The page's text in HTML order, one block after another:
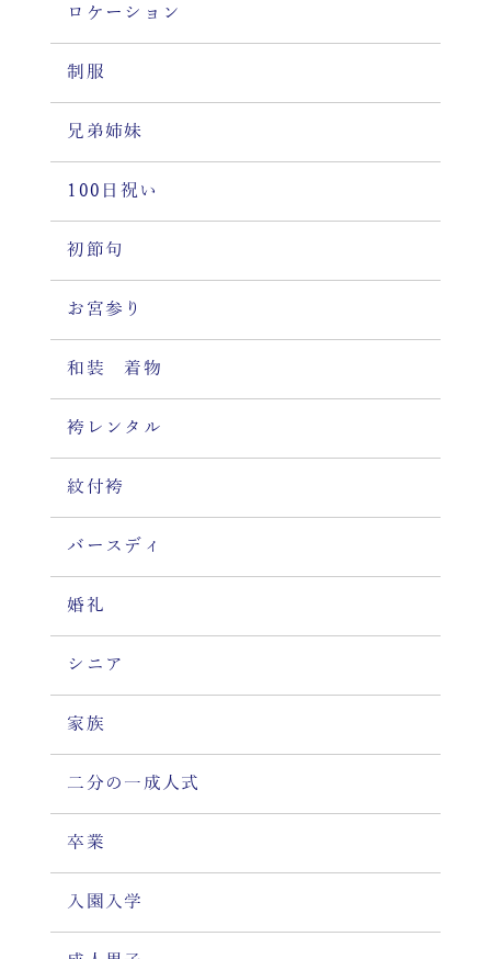
ロケーション
制服
兄弟姉妹
100日祝い
初節句
お宮参り
和装 着物
袴レンタル
紋付袴
バースディ
婚礼
シニア
家族
二分の一成人式
卒業
入園入学